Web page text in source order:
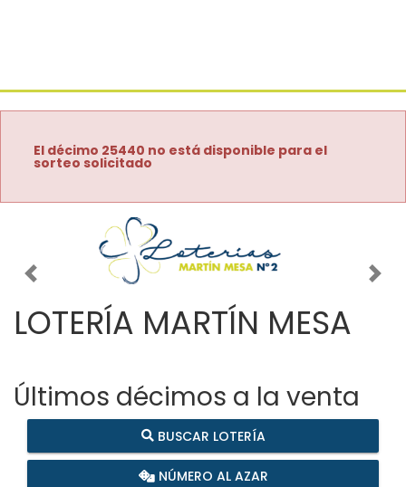
El décimo 25440 no está disponible para el
sorteo solicitado
Imagen anterior
LOTERÍA MARTÍN MESA
Últimos décimos a la venta
BUSCAR LOTERÍA
NÚMERO AL AZAR